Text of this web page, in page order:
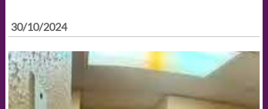
30/10/2024